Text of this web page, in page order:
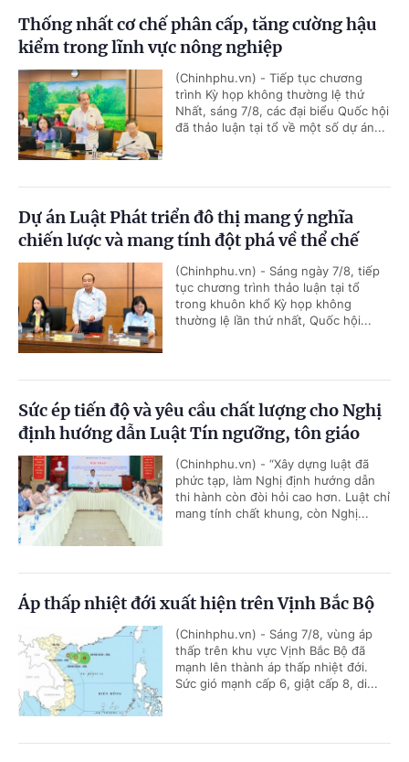
Thống nhất cơ chế phân cấp, tăng cường hậu
kiểm trong lĩnh vực nông nghiệp
(Chinhphu.vn) - Tiếp tục chương
trình Kỳ họp không thường lệ thứ
Nhất, sáng 7/8, các đại biểu Quốc hội
đã thảo luận tại tổ về một số dự án...
Dự án Luật Phát triển đô thị mang ý nghĩa
chiến lược và mang tính đột phá về thể chế
(Chinhphu.vn) - Sáng ngày 7/8, tiếp
tục chương trình thảo luận tại tổ
trong khuôn khổ Kỳ họp không
thường lệ lần thứ nhất, Quốc hội...
Sức ép tiến độ và yêu cầu chất lượng cho Nghị
định hướng dẫn Luật Tín ngưỡng, tôn giáo
(Chinhphu.vn) - “Xây dựng luật đã
phức tạp, làm Nghị định hướng dẫn
thi hành còn đòi hỏi cao hơn. Luật chỉ
mang tính chất khung, còn Nghị...
Áp thấp nhiệt đới xuất hiện trên Vịnh Bắc Bộ
(Chinhphu.vn) - Sáng 7/8, vùng áp
thấp trên khu vực Vịnh Bắc Bộ đã
mạnh lên thành áp thấp nhiệt đới.
Sức gió mạnh cấp 6, giật cấp 8, di...